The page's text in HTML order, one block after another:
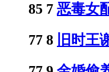
85 7 恶毒女
77 8
旧时王